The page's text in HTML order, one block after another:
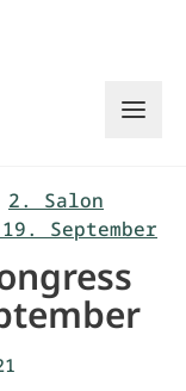
2. Salon
September